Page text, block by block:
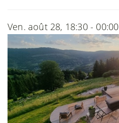
Ven. août 28, 18:30 - 00:00